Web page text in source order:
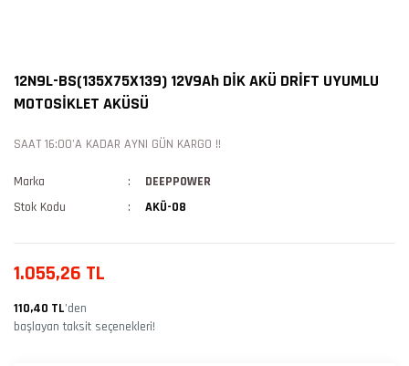
12N9L-BS(135X75X139) 12V9Ah DİK AKÜ DRİFT UYUMLU
MOTOSİKLET AKÜSÜ
SAAT 16:00'A KADAR AYNI GÜN KARGO !!
Marka
DEEPPOWER
Stok Kodu
AKÜ-08
1.055,26 TL
110,40 TL’den
başlayan taksit seçenekleri!